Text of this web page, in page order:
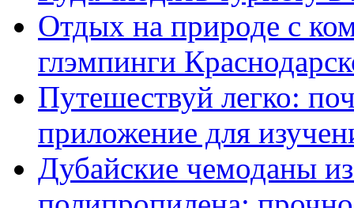
Отдых на природе с
глэмпинги
Путешествуй легко:
приложение для
Дубайские чемоданы